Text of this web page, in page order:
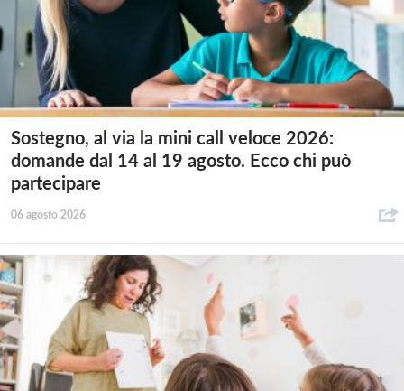
Sostegno, al via la mini call veloce 2026:
domande dal 14 al 19 agosto. Ecco chi può
partecipare
06 agosto 2026